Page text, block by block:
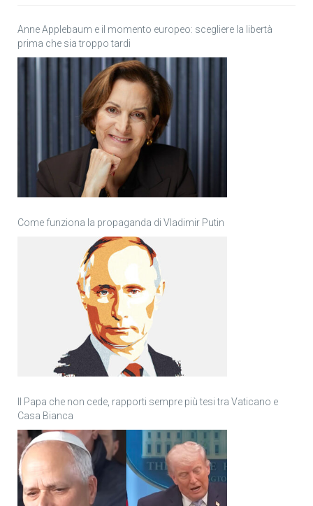
Anne Applebaum e il momento europeo: scegliere la libertà
prima che sia troppo tardi
Come funziona la propaganda di Vladimir Putin
Il Papa che non cede, rapporti sempre più tesi tra Vaticano e
Casa Bianca